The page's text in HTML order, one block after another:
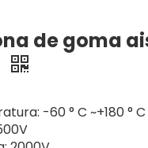
de goma
-60 ° C ~+180 ° C